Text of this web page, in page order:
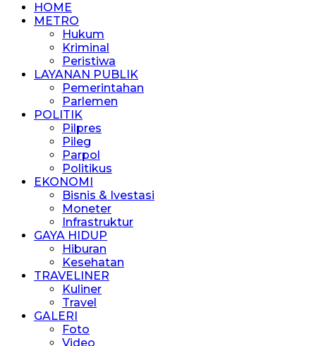
HOME
METRO
Hukum
Kriminal
Peristiwa
LAYANAN PUBLIK
Pemerintahan
Parlemen
POLITIK
Pilpres
Pileg
Parpol
Politikus
EKONOMI
Bisnis & Ivestasi
Moneter
Infrastruktur
GAYA HIDUP
Hiburan
Kesehatan
TRAVELINER
Kuliner
Travel
GALERI
Foto
Video